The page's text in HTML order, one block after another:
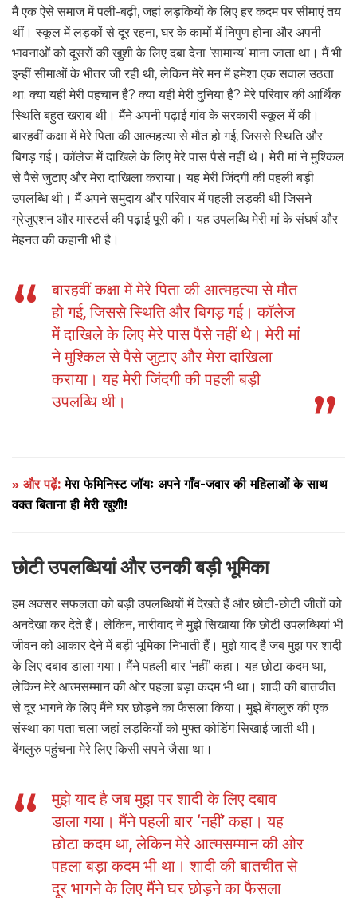
मैं एक ऐसे समाज में पली-बढ़ी, जहां लड़कियों के लिए हर कदम पर सीमाएं तय
थीं। स्कूल में लड़कों से दूर रहना, घर के कामों में निपुण होना और अपनी
भावनाओं को दूसरों की खुशी के लिए दबा देना ‘सामान्य’ माना जाता था। मैं भी
इन्हीं सीमाओं के भीतर जी रही थी, लेकिन मेरे मन में हमेशा एक सवाल उठता
था: क्या यही मेरी पहचान है? क्या यही मेरी दुनिया है? मेरे परिवार की आर्थिक
स्थिति बहुत खराब थी। मैंने अपनी पढ़ाई गांव के सरकारी स्कूल में की।
बारहवीं कक्षा में मेरे पिता की आत्महत्या से मौत हो गई, जिससे स्थिति और
बिगड़ गई। कॉलेज में दाखिले के लिए मेरे पास पैसे नहीं थे। मेरी मां ने मुश्किल
से पैसे जुटाए और मेरा दाखिला कराया। यह मेरी जिंदगी की पहली बड़ी
उपलब्धि थी। मैं अपने समुदाय और परिवार में पहली लड़की थी जिसने
ग्रेजुएशन और मास्टर्स की पढ़ाई पूरी की। यह उपलब्धि मेरी मां के संघर्ष और
मेहनत की कहानी भी है।
बारहवीं कक्षा में मेरे पिता की आत्महत्या से मौत
हो गई, जिससे स्थिति और बिगड़ गई। कॉलेज
में दाखिले के लिए मेरे पास पैसे नहीं थे। मेरी मां
ने मुश्किल से पैसे जुटाए और मेरा दाखिला
कराया। यह मेरी जिंदगी की पहली बड़ी
उपलब्धि थी।
» और पढ़ें:मेरा फेमिनिस्ट जॉयः अपने गाँव-जवार की महिलाओं के साथ
वक्त बिताना ही मेरी खुशी!
छोटी उपलब्धियां और उनकी बड़ी भूमिका
हम अक्सर सफलता को बड़ी उपलब्धियों में देखते हैं और छोटी-छोटी जीतों को
अनदेखा कर देते हैं। लेकिन, नारीवाद ने मुझे सिखाया कि छोटी उपलब्धियां भी
जीवन को आकार देने में बड़ी भूमिका निभाती हैं। मुझे याद है जब मुझ पर शादी
के लिए दबाव डाला गया। मैंने पहली बार ‘नहीं’ कहा। यह छोटा कदम था,
लेकिन मेरे आत्मसम्मान की ओर पहला बड़ा कदम भी था। शादी की बातचीत
से दूर भागने के लिए मैंने घर छोड़ने का फैसला किया। मुझे बेंगलुरु की एक
संस्था का पता चला जहां लड़कियों को मुफ्त कोडिंग सिखाई जाती थी।
बेंगलुरु पहुंचना मेरे लिए किसी सपने जैसा था।
मुझे याद है जब मुझ पर शादी के लिए दबाव
डाला गया। मैंने पहली बार ‘नहीं’ कहा। यह
छोटा कदम था, लेकिन मेरे आत्मसम्मान की ओर
पहला बड़ा कदम भी था। शादी की बातचीत से
दूर भागने के लिए मैंने घर छोड़ने का फैसला